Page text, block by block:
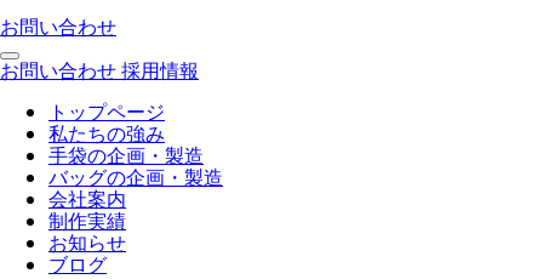
お問い合わせ
お問い合わせ採用情報
トップページ
私たちの強み
手袋の企画・製造
バッグの企画・製造
会社案内
制作実績
お知らせ
ブログ